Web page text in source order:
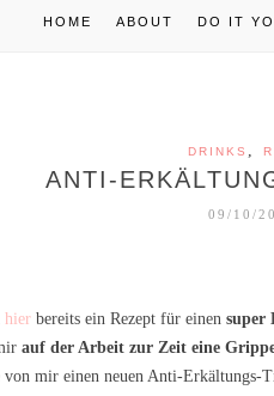
HOME ABOUT DO IT
DRINKS
ANTI-
09/10/
hier bereits ein Rezept für einen super
auf der Arbeit zur Zeit eine
von mir einen neuen Anti-